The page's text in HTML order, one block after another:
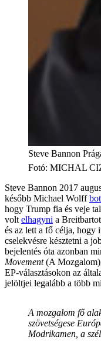
Steve Bannon
Fotó: MICHAL
Steve Bannon 2017
később Michael Wolff
hogy Trump fia és veje
volt elhagyni a
és az lett a fő célja, hogy
cselekvésre késztetni a
bejelentés óta azonban
Movement(A
EP-választásokon az
jelöltjei legalább a több
A mozgalom fő
szövetségese
Modrikamen, a